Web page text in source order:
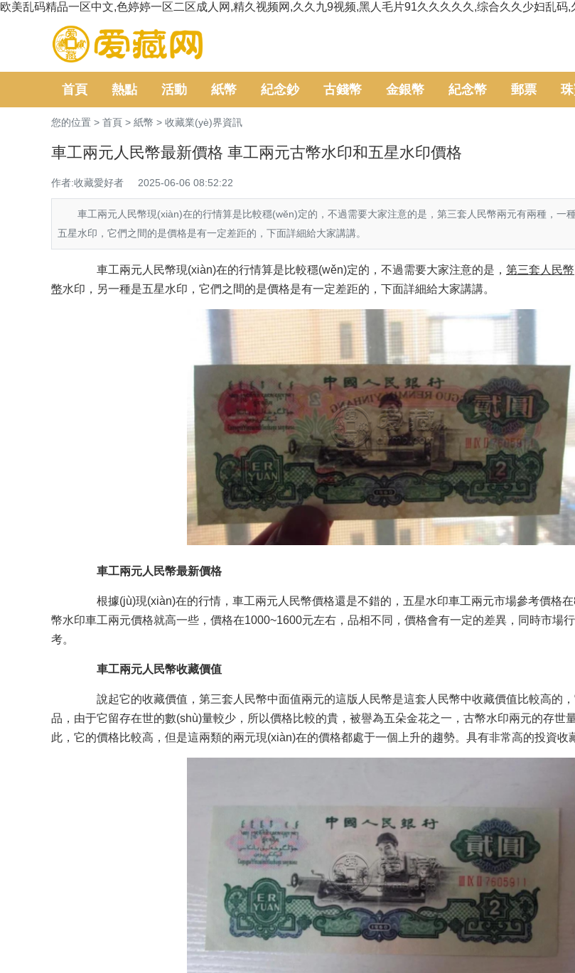
欧美乱码精品一区中文,色婷婷一区二区成人网,精久视频网,久久九9视频,黑人毛片91久久久久久,综合久久少妇乱
首頁 熱點 活動 紙幣 紀念鈔 古錢幣 金銀幣 紀念幣 郵票
您的位置 > 首頁 > 紙幣 > 收藏業(yè)界資訊
車工兩元人民幣最新價格 車工兩元古幣水印和五星水印價格
作者:收藏愛好者 2025-06-06 08:52:22
車工兩元人民幣現(xiàn)在的行情算是比較穩(wěn)定的，不過需要大家注意的是，第三套人民幣兩元有兩種，
五星水印，它們之間的是價格是有一定差距的，下面詳細給大家講講。
車工兩元人民幣現(xiàn)在的行情算是比較穩(wěn)定的，不過需要大家注意的是， 第三套人民幣
幣水印，另一種是五星水印，它們之間的是價格是有一定差距的，下面詳細給大家講講。
車工兩元人民幣最新價格
根據(jù)現(xiàn)在的行情，車工兩元人民幣價格還是不錯的，五星水印車工兩元市場參考價格在
幣水印車工兩元價格就高一些，價格在1000~1600元左右，品相不同，價格會有一定的差異，同時市場行情
考。
車工兩元人民幣收藏價值
說起它的收藏價值，第三套人民幣中面值兩元的這版人民幣是這套人民幣中收藏價值比較高的
品，由于它留存在世的數(shù)量較少，所以價格比較的貴，被譽為五朵金花之一，古幣水印兩元的存世量較
此，它的價格比較高，但是這兩類的兩元現(xiàn)在的價格都處于一個上升的趨勢。具有非常高的投資收藏價